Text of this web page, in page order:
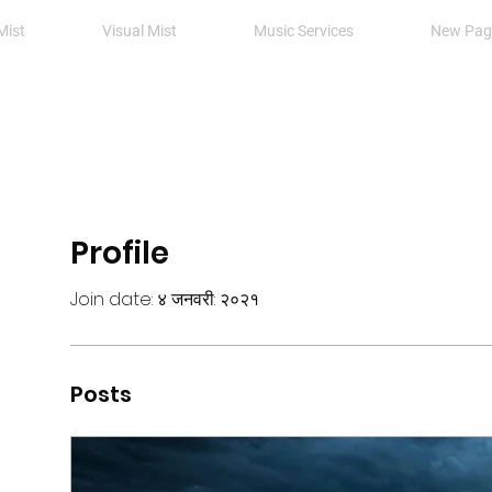
Visual Mist Music Services New
Profile
Join date: ४ जनवरी: २०२१
Posts